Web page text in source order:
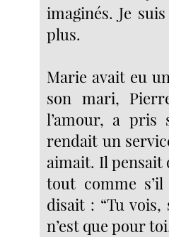
imaginés. Je
plus.
Marie avait eu
son mari,
l’amour, a pris
rendait un
aimait. Il pensait
tout comme
disait : “Tu
n’est que pour